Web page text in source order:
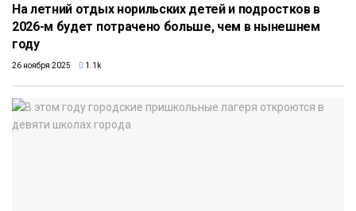
На летний отдых норильских детей и подростков в
2026-м будет потрачено больше, чем в нынешнем
году
26 ноября 2025 1.1k